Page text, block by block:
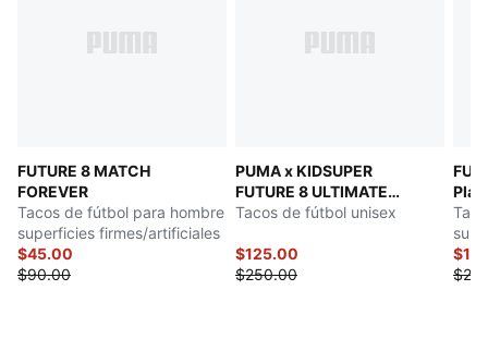
Diseño slip-on para usar con o sin cordones
Detalles de la marca PUMA
FUTURE 8 MATCH
FOREVER
Tacos de fútbol para hombre
superficies firmes/artificiales
$45.00
$90.00
PUMA x KIDSUPER
FUTURE 8 ULTIMATE
Suelo Firme
Tacos de fútbol unisex
$125.00
$250.00